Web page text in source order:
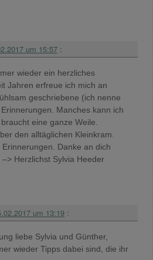
um 15:57 :
wieder ein herzliches
Jahren erfreue ich mich an
geschriebene (ich nenne
Manches kann ich
eine ganze Weile.
den alltäglichen Kleinkram.
Danke an dich
Herzlichst Sylvia Heeder
um 13:19 :
liebe Sylvia und Günther,
wieder Tipps dabei sind, die ihr